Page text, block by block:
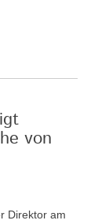
von
Direktor am